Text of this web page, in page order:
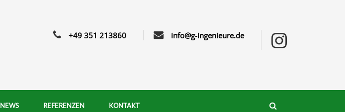
+49 351 213860 info@g-ingenieure.de
NEWS REFERENZEN KONTAKT